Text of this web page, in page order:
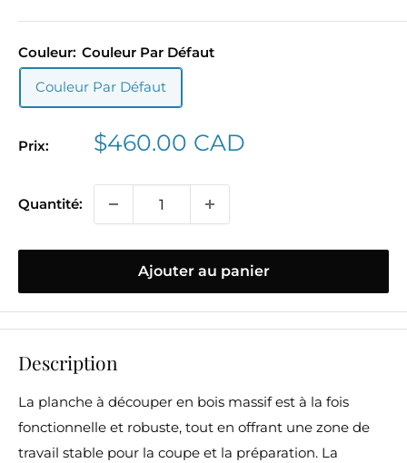
Couleur: Couleur Par Défaut
Couleur Par Défaut
Prix:
Prix
$460.00 CAD
Quantité:
Ajouter au panier
Description
La planche à découper en bois massif est à la fois
fonctionnelle et robuste, tout en offrant une zone de
travail stable pour la coupe et la préparation. La